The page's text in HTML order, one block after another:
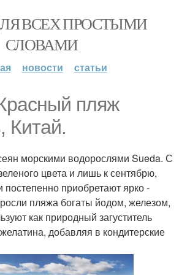
ВСЕХ ПРОСТЫМИ
СЛОВАМИ
новости статьи
пляж
Китай.
морскими водорослями Sueda. С
цвета и лишь к сентябрю,
приобретают ярко -
пляжа богаты йодом, железом,
как природный загуститель
добавляя в кондитерские